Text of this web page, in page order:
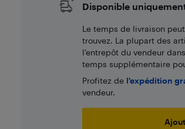
Disponible
Le temps de livraison
trouvez. La plupart des
l’entrepôt du vendeur
temps supplémentaire
Profitez de l'expédition
vendeur.